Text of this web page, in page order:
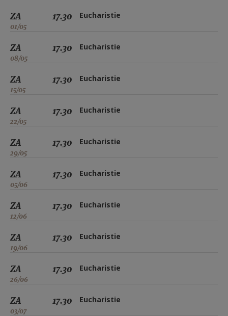
ZA
01/05
17.30 Eucharistie
ZA
08/05
17.30 Eucharistie
ZA
15/05
17.30 Eucharistie
ZA
22/05
17.30 Eucharistie
ZA
29/05
17.30 Eucharistie
ZA
05/06
17.30 Eucharistie
ZA
12/06
17.30 Eucharistie
ZA
19/06
17.30 Eucharistie
ZA
26/06
17.30 Eucharistie
ZA
03/07
17.30 Eucharistie